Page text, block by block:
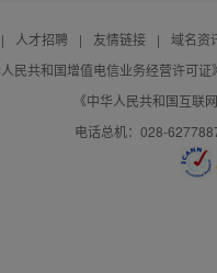
| 人才招聘 | 友情链接 |
域名资
人民共和国增值电信业务经营许可
《中华人民共和国互联
电话总机：028-